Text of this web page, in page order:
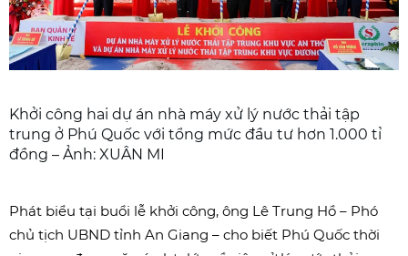
Khởi công hai dự án nhà máy xử lý nước thải tập
trung ở Phú Quốc với tổng mức đầu tư hơn 1.000 tỉ
đồng – Ảnh: XUÂN MI
Phát biểu tại buổi lễ khởi công, ông Lê Trung Hồ – Phó
chủ tịch UBND tỉnh An Giang – cho biết Phú Quốc thời